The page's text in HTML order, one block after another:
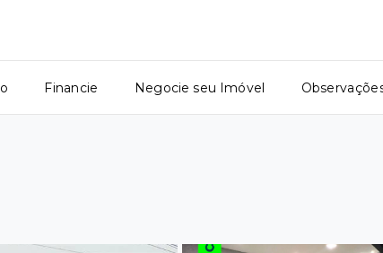
Financie Negocie seu Imóvel